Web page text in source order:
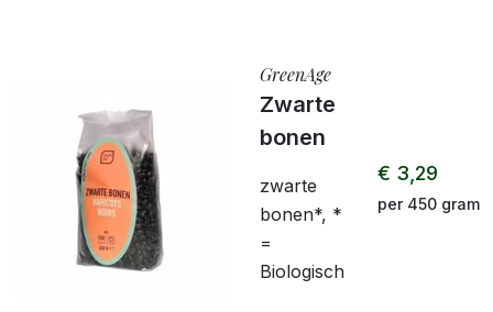
GreenAge
Zwarte
bonen
zwarte
bonen*, *
=
Biologisch
€ 3,29
per 450 gram